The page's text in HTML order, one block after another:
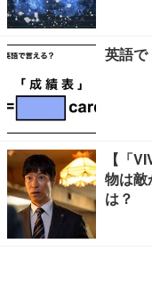
英語で
【「
物は
は？